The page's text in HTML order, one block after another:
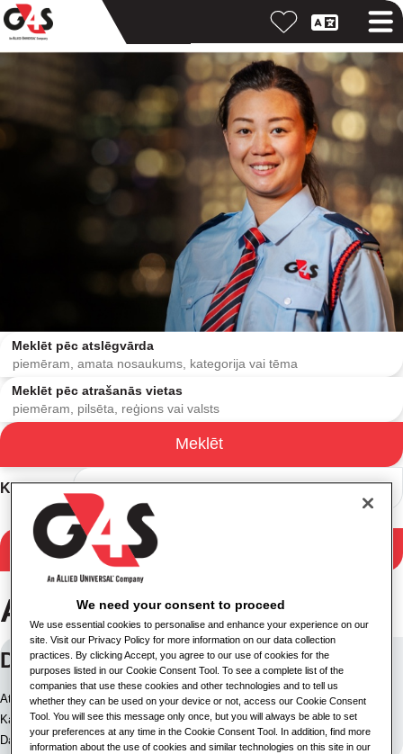
Meklēšanas rezultāti
Meklēt pēc atslēgvārda
Meklēt pēc atrašanās vietas
Meklēt
Kārtot
Filtrēt rezultātus
Atrastas 255 darbavietas
Delivery Driver
Atrašanās vieta: Walsall, Lielbritānijas un Ziemeļīrijas Apvienotā
Karaliste
Darba ID: 10239
We need your consent to proceed
We use essential cookies to personalise and enhance your experience on our
site. Visit our Privacy Policy for more information on our data collection
practices. By clicking Accept, you agree to our use of cookies for the
purposes listed in our Cookie Consent Tool. To see a complete list of the
companies that use these cookies and other technologies and to tell us
whether they can be used on your device or not, access our Cookie Consent
Tool. You will see this message only once, but you will always be able to set
your preferences at any time in the Cookie Consent Tool. In addition, find more
information about the use of cookies and similar technologies on this site in our